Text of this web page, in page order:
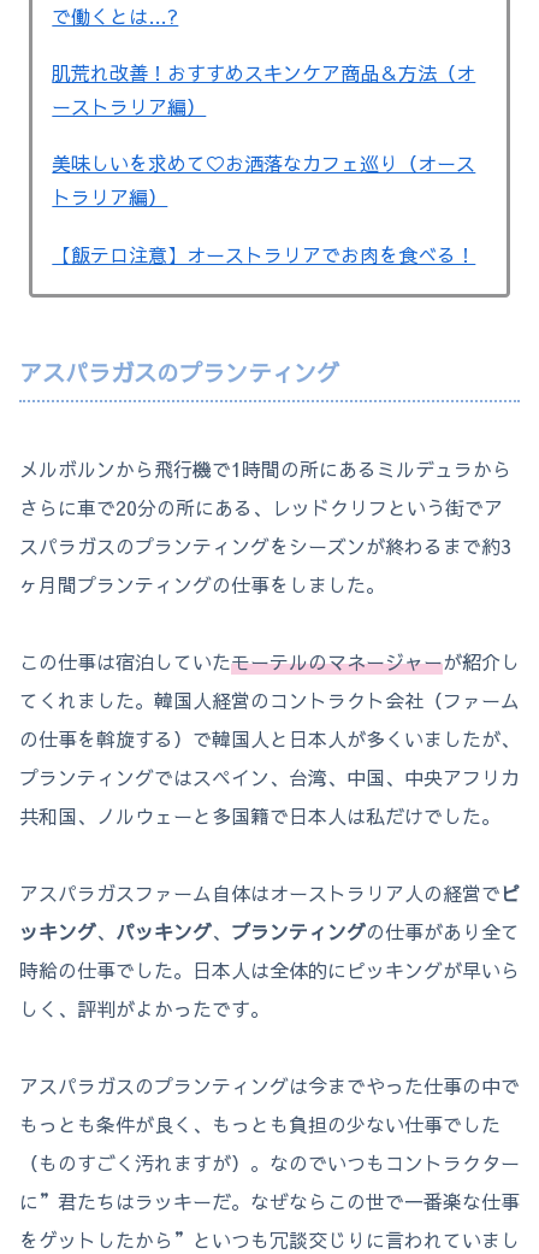
で働くとは…?
肌荒れ改善！おすすめスキンケア商品＆方法（オ
ーストラリア編）
美味しいを求めて♡お洒落なカフェ巡り（オース
トラリア編）
【飯テロ注意】オーストラリアでお肉を食べる！
アスパラガスのプランティング
メルボルンから飛行機で1時間の所にあるミルデュラから
さらに車で20分の所にある、レッドクリフという街でア
スパラガスのプランティングをシーズンが終わるまで約3
ヶ月間プランティングの仕事をしました。
この仕事は宿泊していたモーテルのマネージャーが紹介し
てくれました。韓国人経営のコントラクト会社（ファーム
の仕事を斡旋する）で韓国人と日本人が多くいましたが、
プランティングではスペイン、台湾、中国、中央アフリカ
共和国、ノルウェーと多国籍で日本人は私だけでした。
アスパラガスファーム自体はオーストラリア人の経営でピ
ッキング、 パッキング、 プランティングの仕事があり全て
時給の仕事でした。日本人は全体的にピッキングが早いら
しく、評判がよかったです。
アスパラガスのプランティングは今までやった仕事の中で
もっとも条件が良く、もっとも負担の少ない仕事でした
（ものすごく汚れますが）。なのでいつもコントラクター
に”君たちはラッキーだ。なぜならこの世で一番楽な仕事
をゲットしたから”といつも冗談交じりに言われていまし